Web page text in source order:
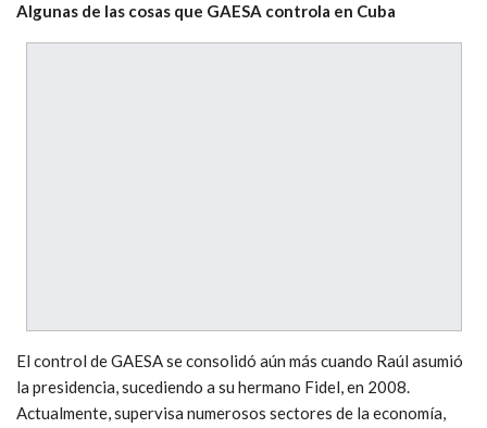
Algunas de las cosas que GAESA controla en Cuba
El control de GAESA se consolidó aún más cuando Raúl asumió
la presidencia, sucediendo a su hermano Fidel, en 2008.
Actualmente, supervisa numerosos sectores de la economía,